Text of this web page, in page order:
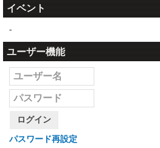
イベント
-
ユーザー機能
ログイン
パスワード再設定